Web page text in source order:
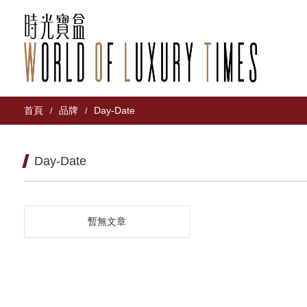
首頁 / 品牌 / Day-Date
Day-Date
暫無文章